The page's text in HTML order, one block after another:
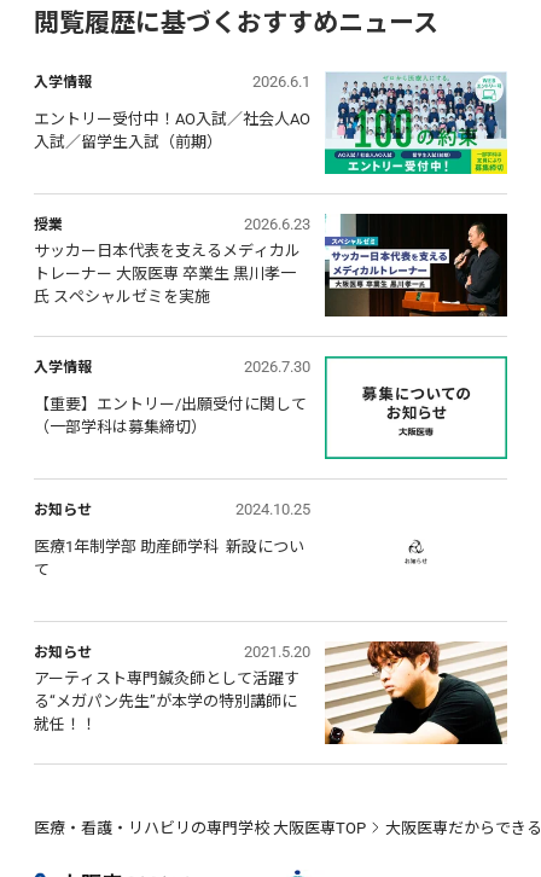
閲覧履歴に基づくおすすめニュース
入学情報 2026.6.1
エントリー受付中！AO入試／社会人AO
入試／留学生入試（前期）
授業
2026.6.23
サッカー日本代表を支えるメディカル
トレーナー 大阪医専 卒業生 黒川孝一
氏 スペシャルゼミを実施
入学情報 2026.7.30
【重要】エントリー/出願受付に関して
（一部学科は募集締切）
お知らせ 2024.10.25
医療1年制学部 助産師学科  新設につい
て
お知らせ
2021.5.20
アーティスト専門鍼灸師として活躍す
る“メガパン先生”が本学の特別講師に
就任！！
医療・看護・リハビリの専門学校 大阪医専TOP 大阪医専だからでき